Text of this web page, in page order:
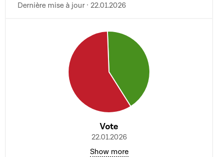
Dernière mise à jour · 22.01.2026
Vote
22.01.2026
Show more